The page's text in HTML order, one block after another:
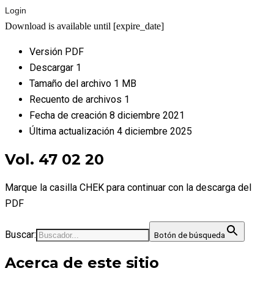
Login
Download is available until [expire_date]
Versión PDF
Descargar 1
Tamaño del archivo 1 MB
Recuento de archivos 1
Fecha de creación 8 diciembre 2021
Última actualización 4 diciembre 2025
Vol. 47 02 20
Marque la casilla CHEK para continuar con la descarga del
PDF
Buscar: Botón de búsqueda
Acerca de este sitio